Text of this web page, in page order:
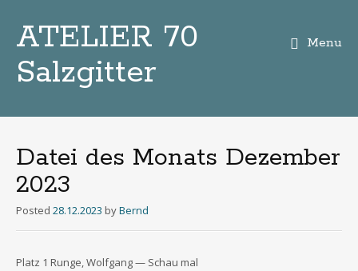
ATELIER 70
Salzgitter
Menu
Datei des Monats Dezember
2023
Posted 28.12.2023 byBernd
Platz 1 Run­ge, Wolf­gang — Schau mal